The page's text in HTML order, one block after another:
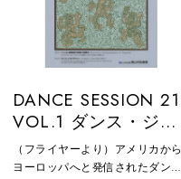
の味方、服部ヤルゾウ、そして、
こども達が
DANCE SESSION 21
VOL.1 ダンス・ジオ
グラフィー
（フライヤーより）アメリカから
ヨーロッパへと発信されたダンス